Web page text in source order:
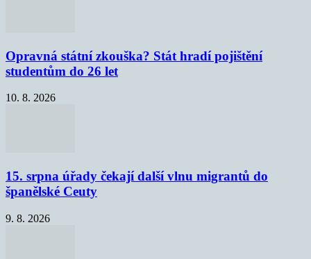
Opravná státní zkouška? Stát hradí pojištění
studentům do 26 let
10. 8. 2026
15. srpna úřady čekají další vlnu migrantů do
španělské Ceuty
9. 8. 2026